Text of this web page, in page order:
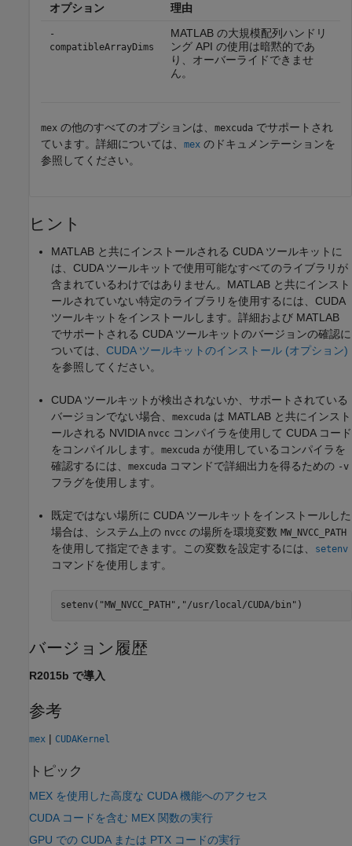
オプション 理由
-
compatibleArrayDims
MATLAB の大規模配列ハンドリ
ング API の使用は暗黙的であ
り、オーバーライドできませ
ん。
mex の他のすべてのオプションは、 mexcuda でサポートされ
ています。詳細については、 mex のドキュメンテーションを
参照してください。
ヒント
MATLAB と共にインストールされる CUDA ツールキットに
は、CUDA ツールキットで使用可能なすべてのライブラリが
含まれているわけではありません。MATLAB と共にインスト
ールされていない特定のライブラリを使用するには、CUDA
ツールキットをインストールします。詳細および MATLAB
でサポートされる CUDA ツールキットのバージョンの確認に
ついては、 CUDA ツールキットのインストール (オプション)
を参照してください。
CUDA ツールキットが検出されないか、サポートされている
バージョンでない場合、 mexcuda は MATLAB と共にインスト
ールされる NVIDIA nvcc コンパイラを使用して CUDA コード
をコンパイルします。 mexcuda が使用しているコンパイラを
確認するには、 mexcuda コマンドで詳細出力を得るための -v
フラグを使用します。
既定ではない場所に CUDA ツールキットをインストールした
場合は、システム上の nvcc の場所を環境変数 MW_NVCC_PATH
を使用して指定できます。この変数を設定するには、 setenv
コマンドを使用します。
setenv( "MW_NVCC_PATH" , "/usr/local/CUDA/bin" )
バージョン履歴
R2015b で導入
参考
mex | CUDAKernel
トピック
MEX を使用した高度な CUDA 機能へのアクセス
CUDA コードを含む MEX 関数の実行
GPU での CUDA または PTX コードの実行